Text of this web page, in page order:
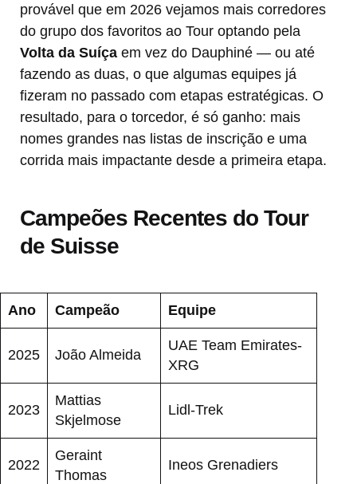
provável que em 2026 vejamos mais corredores
do grupo dos favoritos ao Tour optando pela
Volta da Suíça em vez do Dauphiné — ou até
fazendo as duas, o que algumas equipes já
fizeram no passado com etapas estratégicas. O
resultado, para o torcedor, é só ganho: mais
nomes grandes nas listas de inscrição e uma
corrida mais impactante desde a primeira etapa.
Campeões Recentes do Tour
de Suisse
Ano Campeão Equipe
2025 João Almeida
UAE Team Emirates-
XRG
2023
Mattias
Skjelmose
Lidl-Trek
2022
Geraint
Thomas
Ineos Grenadiers